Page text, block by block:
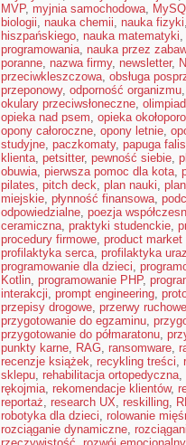
MVP, myjnia samochodowa,
biologii, nauka chemii, nauka fizyki,
hiszpańskiego, nauka matematyki,
programowania, nauka przez
poranne, nazwa firmy, newsletter,
przeciwkleszczowa, obsługa
przeponowy, odporność organizmu,
okulary przeciwsłoneczne,
opieka nad psem, opieka
opony całoroczne, opony letnie,
studyjne, paczkomaty, papuga
klienta, petsitter, pewność siebie,
obuwia, pierwsza pomoc dla kota,
pilates, pitch deck, plan nauki,
miejskie, płynność finansowa,
odpowiedzialne, poezja
ceramiczna, praktyki studenckie,
procedury firmowe, product market
profilaktyka serca, profilaktyka
programowanie dla dzieci,
Kotlin, programowanie PHP,
interakcji, prompt engineering,
przepisy drogowe, przerwy ruchowe
przygotowanie do egzaminu,
przygotowanie do półmaratonu,
punkty karne, RAG, ransomware,
recenzje książek, recykling treści,
sklepu, rehabilitacja ortopedyczna,
rękojmia, rekomendacje klientów,
reportaż, research UX, reskilling,
robotyka dla dzieci, rolowanie
rozciąganie dynamiczne,